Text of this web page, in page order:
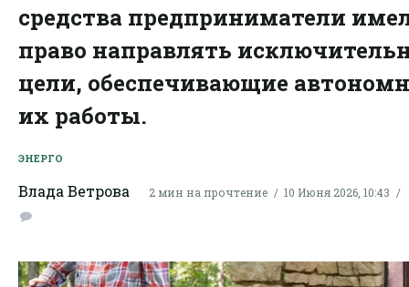
средства предприниматели
право направлять
цели, обеспечивающие
их работы.
ЭНЕРГО
Влада Ветрова 2 мин на прочтение 10 Июня 2026, 10:43